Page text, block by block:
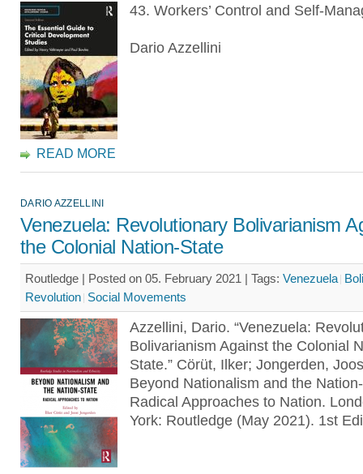
43. Workers’ Control and Self-
Dario Azzellini
READ MORE
DARIO AZZELLINI
Venezuela: Revolutionary Bolivarianism
the Colonial Nation-State
Routledge | Posted on 05. February 2021 | Tags: Venezuela
Revolution Social Movements
Azzellini, Dario. “Venezuela:
Bolivarianism Against the Colonial
State.” Cörüt, Ilker; Jongerden,
Beyond Nationalism and the
Radical Approaches to Nation.
York: Routledge (May 2021). 1st